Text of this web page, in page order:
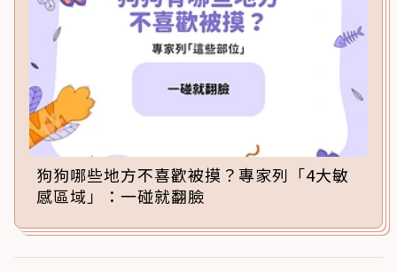
狗狗哪些地方不喜歡被摸？專家列「4大敏
感區域」：一碰就翻臉